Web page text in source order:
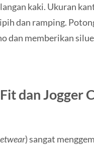
kaki. Ukuran
dan ramping.
dan memberikan
dan Jogger
) sangat